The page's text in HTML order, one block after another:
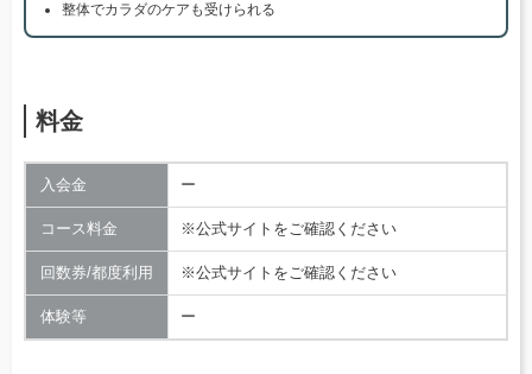
整体でカラダのケアも受けられる
料金
入会金 ー
コース料金 ※公式サイトをご確認ください
回数券/都度利用 ※公式サイトをご確認ください
体験等 ー